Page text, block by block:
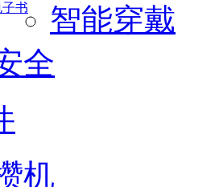
子书
智能穿戴
全
机